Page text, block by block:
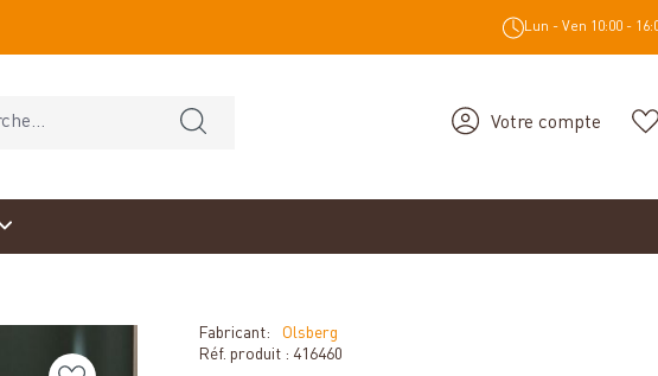
Lun - Ven 10:00 -
Votre compte
Fabricant:
Olsberg
Réf. produit : 416460